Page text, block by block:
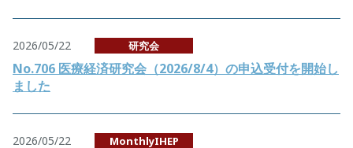
2026/05/22 研究会
No.706 医療経済研究会（2026/8/4）の申込受付を開始し
ました
2026/05/22 MonthlyIHEP